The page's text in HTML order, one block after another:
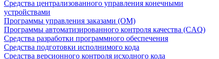
Средства централизованного управления конечными
устройствами
Программы управления заказами (OM)
Программы автоматизированного контроля качества (CAQ)
Средства разработки программного обеспечения
Средства подготовки исполнимого кода
Средства версионного контроля исходного кода